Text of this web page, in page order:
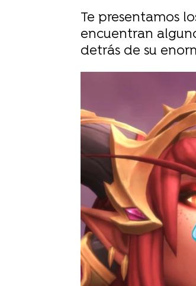
Te presentamos
encuentran
detrás de su